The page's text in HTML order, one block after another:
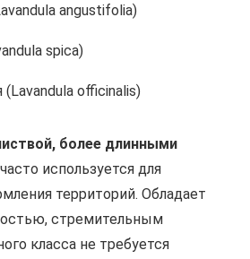
angustifolia)
spica)
(Lavandula officinalis)
более длинными
используется для
территорий. Обладает
стремительным
класса не требуется